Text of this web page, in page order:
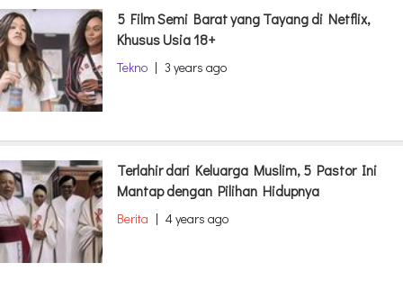
5 Film Semi Barat yang Tayang di Netflix,
Khusus Usia 18+
Tekno | 3 years ago
Terlahir dari Keluarga Muslim, 5 Pastor Ini
Mantap dengan Pilihan Hidupnya
Berita | 4 years ago